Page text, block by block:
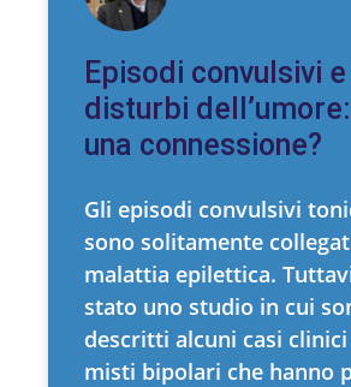
Episodi convulsivi e
disturbi
una connessione?
Gli episodi convulsivi
sono solitamente
malattia epilettica.
stato uno studio in cui
descritti alcuni casi
misti bipolari che hanno